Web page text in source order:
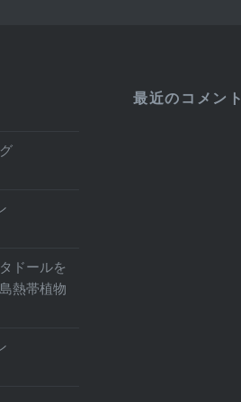
ドールを
熱帯植物
最近のコメント